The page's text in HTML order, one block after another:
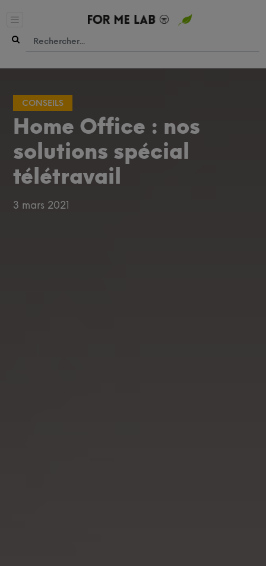
CONSEILS
Home Office : nos
solutions spécial
télétravail
3 mars 2021